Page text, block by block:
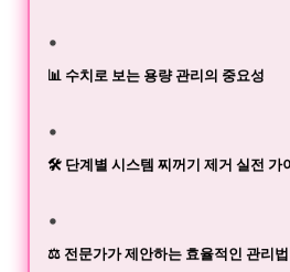
📊 수치로 보는 용량 관리의 중요성
🛠️ 단계별 시스템 찌꺼기 제거 실전 가
⚖️ 전문가가 제안하는 효율적인 관리법